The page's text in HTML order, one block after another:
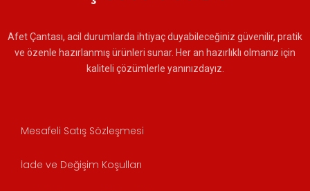
Afet Çantası, acil durumlarda ihtiyaç duyabileceğiniz güvenilir, pratik
ve özenle hazırlanmış ürünleri sunar. Her an hazırlıklı olmanız için
kaliteli çözümlerle yanınızdayız.
Mesafeli Satış Sözleşmesi
İade ve Değişim Koşulları